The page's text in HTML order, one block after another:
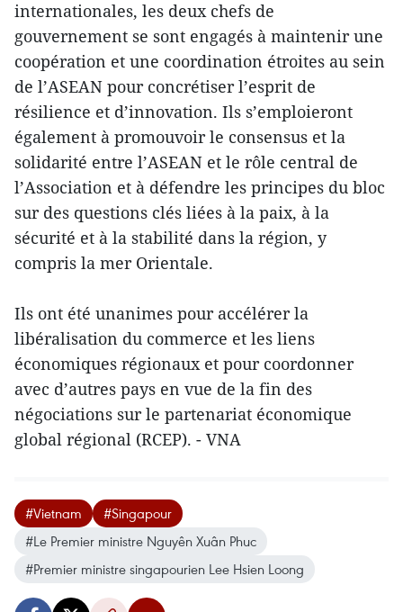
internationales, les deux chefs de
gouvernement se sont engagés à maintenir une
coopération et une coordination étroites au sein
de l’ASEAN pour concrétiser l’esprit de
résilience et d’innovation. Ils s’emploieront
également à promouvoir le consensus et la
solidarité entre l’ASEAN et le rôle central de
l’Association et à défendre les principes du bloc
sur des questions clés liées à la paix, à la
sécurité et à la stabilité dans la région, y
compris la mer Orientale.
Ils ont été unanimes pour accélérer la
libéralisation du commerce et les liens
économiques régionaux et pour coordonner
avec d’autres pays en vue de la fin des
négociations sur le partenariat économique
global régional (RCEP). - VNA
#Vietnam
#Singapour
#Le Premier ministre Nguyên Xuân Phuc
#Premier ministre singapourien Lee Hsien Loong